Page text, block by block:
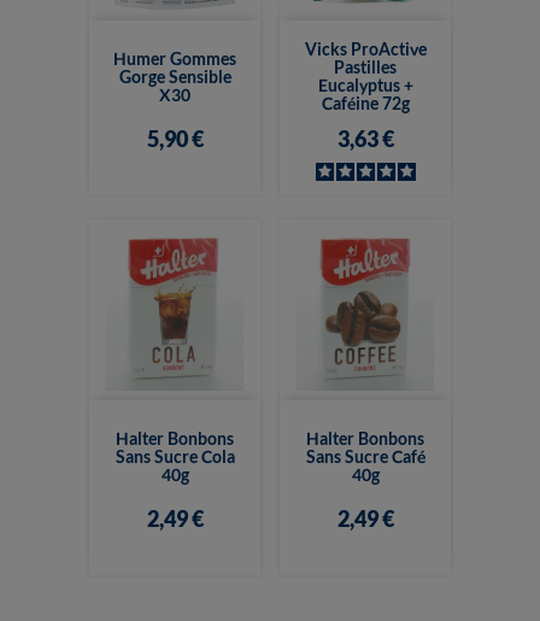
Humer Gommes
Gorge Sensible
X30
5,90 €
Vicks ProActive
Pastilles
Eucalyptus +
Caféine 72g
3,63 €
Halter Bonbons
Sans Sucre Cola
40g
2,49 €
Halter Bonbons
Sans Sucre Café
40g
2,49 €